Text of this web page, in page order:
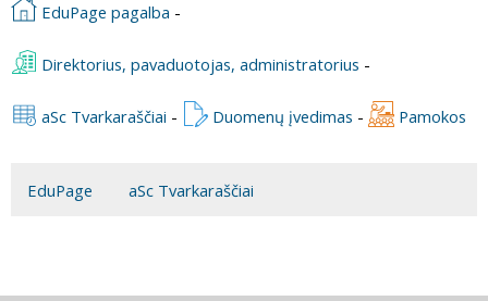
EduPage pagalba -
Direktorius, pavaduotojas, administratorius -
aSc Tvarkaraščiai - Duomenų įvedimas - Pamokos
EduPage aSc Tvarkaraščiai